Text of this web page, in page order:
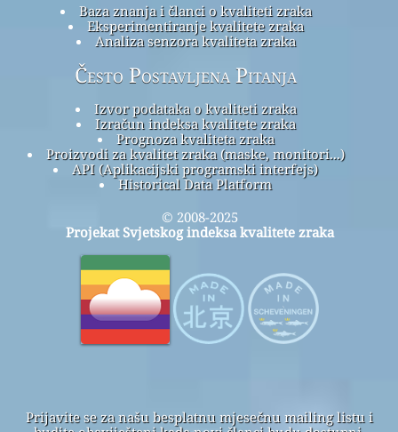
Baza znanja i članci o kvaliteti zraka
Eksperimentiranje kvalitete zraka
Analiza senzora kvaliteta zraka
Često Postavljena Pitanja
Izvor podataka o kvaliteti zraka
Izračun indeksa kvalitete zraka
Prognoza kvaliteta zraka
Proizvodi za kvalitet zraka (maske, monitori...)
API (Aplikacijski programski interfejs)
Historical Data Platform
© 2008-2025
Projekat Svjetskog indeksa kvalitete zraka
Prijavite se za našu besplatnu mjesečnu mailing listu i